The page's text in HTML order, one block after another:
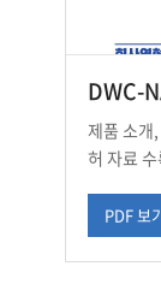
DWC-
제품 소개
허 자료 수
PDF 보